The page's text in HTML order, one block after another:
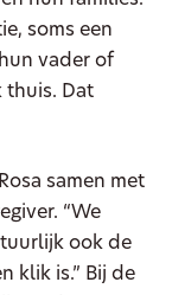
soms een
vader of
thuis. Dat
samen met
“We
ook de
klik is.” Bij de